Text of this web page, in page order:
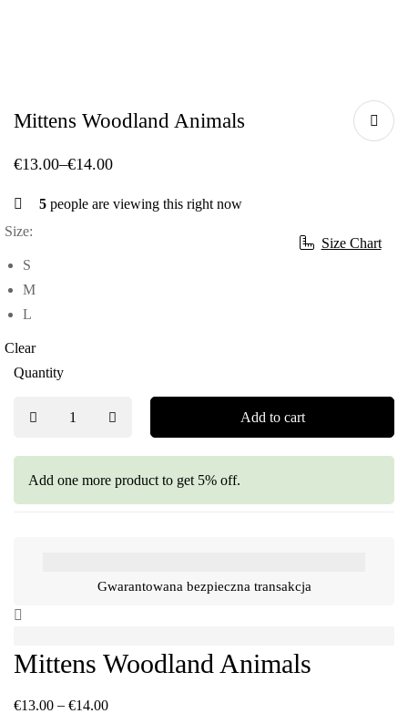
Mittens Woodland Animals
€13.00–€14.00
Size Chart
5 people are viewing this right now
Size:
S
M
L
Clear
Quantity
Add to cart
Add one more product to get 5% off.
Gwarantowana bezpieczna transakcja
Mittens Woodland Animals
€13.00 – €14.00